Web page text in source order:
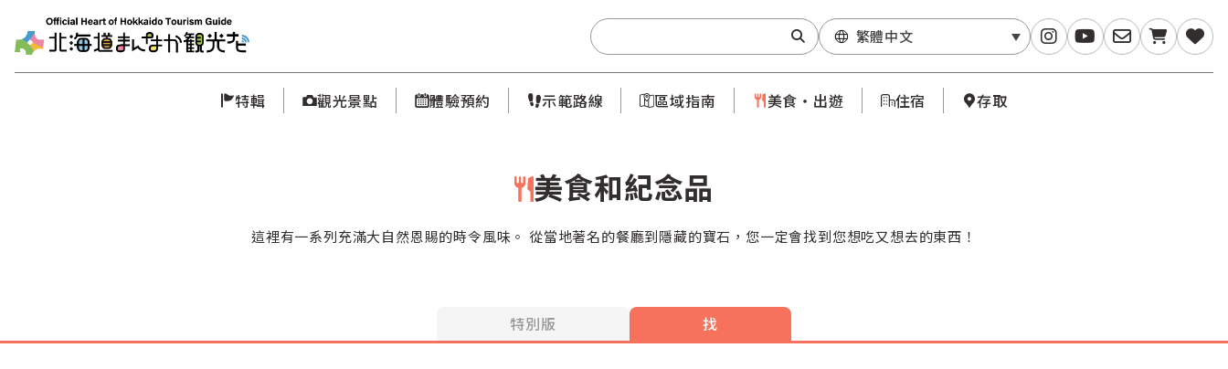
繁體中文
特輯 觀光景點 體驗預約 示範路線 區域指南 美食・出遊 住宿 存取
美食和紀念品
這裡有一系列充滿大自然恩賜的時令風味。 從當地著名的餐廳到隱藏的寶石，您一定會找到您想吃又想去的東西！
特別版 找